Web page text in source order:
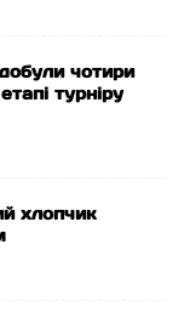
чотири
турніру
хлопчик